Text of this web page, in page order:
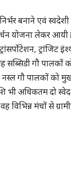
बनाने एवं
योजना लेकर
ट्रांजिट
सब्सिडी गौ पालकों
गौ पालकों को
भी अधिकतम दो
मंचों से